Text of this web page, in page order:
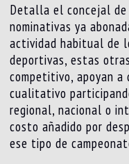
Detalla el concejal de
nominativas ya
actividad habitual de
deportivas, estas
competitivo, apoyan a
cualitativo
regional, nacional o
costo añadido por
ese tipo de